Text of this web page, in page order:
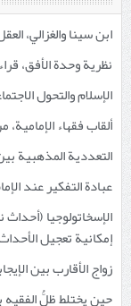
ابن سينا والغزالي،
نظرية وحدة الأفق،
الإسلام والتحول
ألقاب فقهاء الإمامية،
التعددية المذهبية
عبادة التفكير عند
الإسخاتولوجيا
إمكانية تعجيل
زواج الأقارب بين
حين يختلط ظلُّ